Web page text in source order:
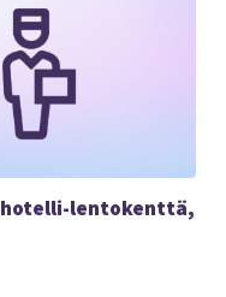
lentokenttä,